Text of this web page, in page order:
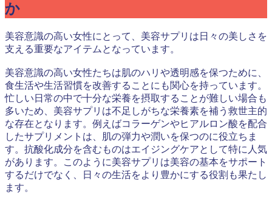
か
美容意識の高い女性にとって、美容サプリは日々の美しさを
支える重要なアイテムとなっています。
美容意識の高い女性たちは肌のハリや透明感を保つために、
食生活や生活習慣を改善することにも関心を持っています。
忙しい日常の中で十分な栄養を摂取することが難しい場合も
多いため、美容サプリは不足しがちな栄養素を補う救世主的
な存在となります。例えばコラーゲンやヒアルロン酸を配合
したサプリメントは、肌の弾力や潤いを保つのに役立ちま
す。抗酸化成分を含むものはエイジングケアとして特に人気
があります。このように美容サプリは美容の基本をサポート
するだけでなく、日々の生活をより豊かにする役割も果たし
ます。